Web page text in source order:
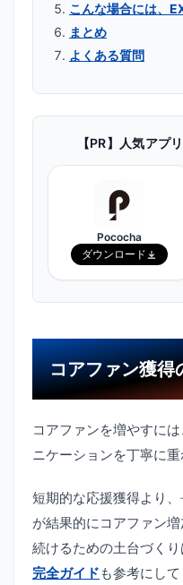
こんな場合には、
まとめ
よくある質問
【PR】人気アプ
Pococha
ダウンロード
コアファン獲得
コアファンを増やすに
ニケーションを丁寧に重
短期的な応援獲得より
が結果的にコアファン
続けるための土台づくり
完全ガイド も参考にして